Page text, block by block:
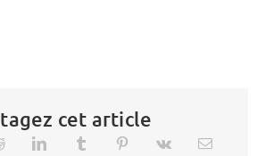
cet article